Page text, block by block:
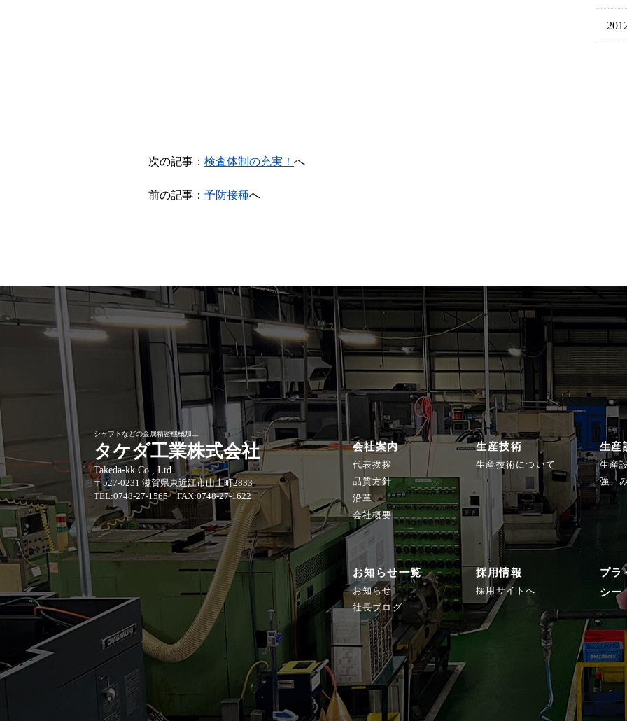
次の記事： 検査体制の充実！ へ
前の記事： 予防接種へ
シャフトなどの金属精密機械加工
タケダ工業株式会社
Takeda-kk.Co., Ltd.
〒527-0231 滋賀県東近江市山上町2833
TEL:0748-27-1565 FAX:0748-27-1622
会社案内
代表挨拶
品質方針
沿革
会社概要
お知らせ一覧
お知らせ
社長ブログ
生産技術
生産技術について
採用情報
採用サイトへ
生産
生産
強
プラ
シー